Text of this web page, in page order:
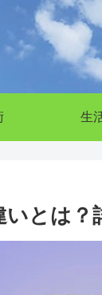
生
いとは